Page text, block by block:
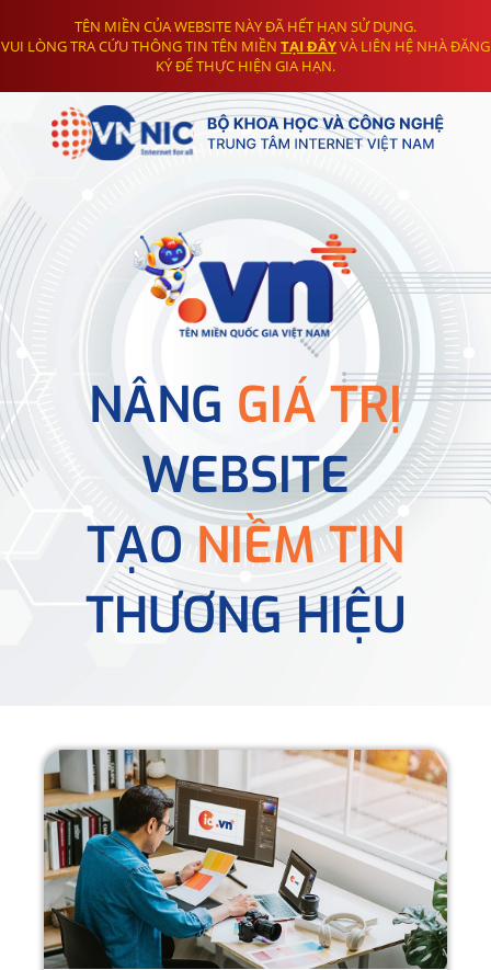
TÊN MIỀN CỦA WEBSITE NÀY ĐÃ HẾT HẠN SỬ DỤNG.
VUI LÒNG TRA CỨU THÔNG TIN TÊN MIỀN TẠI ĐÂYVÀ LIÊN HỆ NHÀ ĐĂNG
KÝ ĐỂ THỰC HIỆN GIA HẠN.
NÂNG GIÁ TRỊ
WEBSITE
TẠONIỀM TIN
THƯƠNG HIỆU